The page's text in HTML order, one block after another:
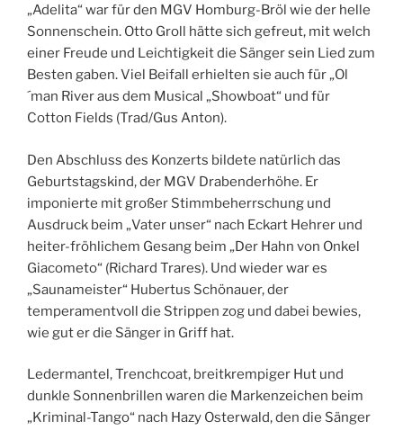
„Adelita“ war für den MGV Homburg-Bröl wie der helle
Sonnenschein. Otto Groll hätte sich gefreut, mit welch
einer Freude und Leichtigkeit die Sänger sein Lied zum
Besten gaben. Viel Beifall erhielten sie auch für „Ol
´man River aus dem Musical „Showboat“ und für
Cotton Fields (Trad/Gus Anton).
Den Abschluss des Konzerts bildete natürlich das
Geburtstagskind, der MGV Drabenderhöhe. Er
imponierte mit großer Stimmbeherrschung und
Ausdruck beim „Vater unser“ nach Eckart Hehrer und
heiter-fröhlichem Gesang beim „Der Hahn von Onkel
Giacometo“ (Richard Trares). Und wieder war es
„Saunameister“ Hubertus Schönauer, der
temperamentvoll die Strippen zog und dabei bewies,
wie gut er die Sänger in Griff hat.
Ledermantel, Trenchcoat, breitkrempiger Hut und
dunkle Sonnenbrillen waren die Markenzeichen beim
„Kriminal-Tango“ nach Hazy Osterwald, den die Sänger